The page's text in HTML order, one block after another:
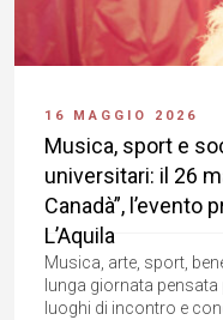
16 MAGGIO 2026
Musica, sport e
universitari: il 26
Canadà”, l’evento
L’Aquila
Musica, arte, sport,
lunga giornata
luoghi di incontro e